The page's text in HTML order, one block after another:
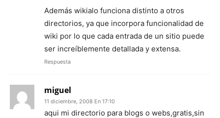
Además wikialo funciona distinto a otros
directorios, ya que incorpora funcionalidad de
wiki por lo que cada entrada de un sitio puede
ser increíblemente detallada y extensa.
Respuesta
miguel
11 diciembre, 2008 En 17:10
aqui mi directorio para blogs o webs,gratis,sin